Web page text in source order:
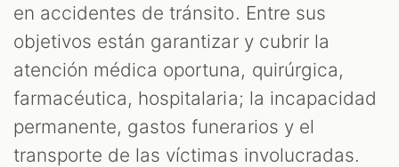
en accidentes de tránsito. Entre sus
objetivos están garantizar y cubrir la
atención médica oportuna, quirúrgica,
farmacéutica, hospitalaria; la incapacidad
permanente, gastos funerarios y el
transporte de las víctimas involucradas.